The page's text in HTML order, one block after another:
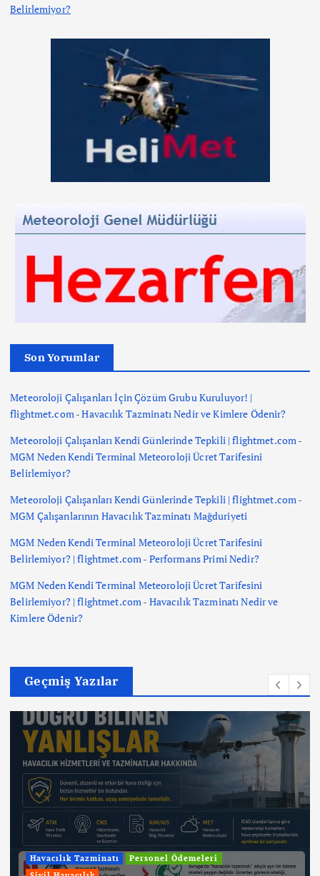
Belirlemiyor?
Son Yorumlar
Meteoroloji Çalışanları İçin Çözüm Grubu Kuruluyor! |
flightmet.com-Havacılık Tazminatı Nedir ve Kimlere Ödenir?
Meteoroloji Çalışanları Kendi Günlerinde Tepkili | flightmet.com-
MGM Neden Kendi Terminal Meteoroloji Ücret Tarifesini
Belirlemiyor?
Meteoroloji Çalışanları Kendi Günlerinde Tepkili | flightmet.com-
MGM Çalışanlarının Havacılık Tazminatı Mağduriyeti
MGM Neden Kendi Terminal Meteoroloji Ücret Tarifesini
Belirlemiyor? | flightmet.com- Performans Primi Nedir?
MGM Neden Kendi Terminal Meteoroloji Ücret Tarifesini
Belirlemiyor? | flightmet.com- Havacılık Tazminatı Nedir ve
Kimlere Ödenir?
Geçmiş Yazılar
Havacılık Tazminatı
Personel Ödemeleri